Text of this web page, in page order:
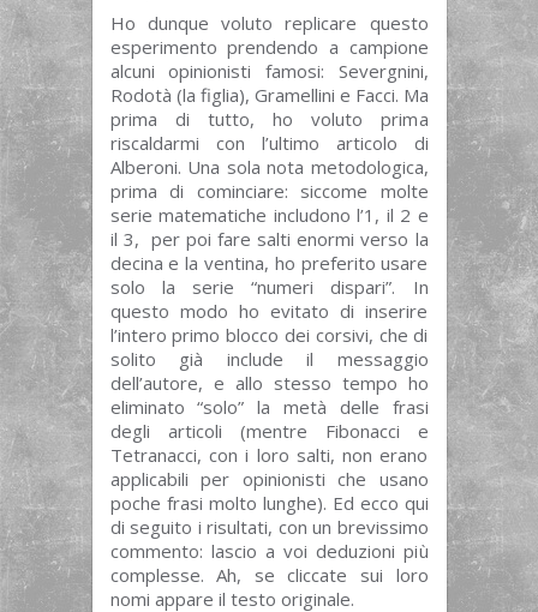
Ho dunque voluto replicare questo
esperimento prendendo a campione
alcuni opinionisti famosi: Severgnini,
Rodotà (la figlia), Gramellini e Facci. Ma
prima di tutto, ho voluto prima
riscaldarmi con l’ultimo articolo di
Alberoni. Una sola nota metodologica,
prima di cominciare: siccome molte
serie matematiche includono l’1, il 2 e
il 3, per poi fare salti enormi verso la
decina e la ventina, ho preferito usare
solo la serie “numeri dispari”. In
questo modo ho evitato di inserire
l’intero primo blocco dei corsivi, che di
solito già include il messaggio
dell’autore, e allo stesso tempo ho
eliminato “solo” la metà delle frasi
degli articoli (mentre Fibonacci e
Tetranacci, con i loro salti, non erano
applicabili per opinionisti che usano
poche frasi molto lunghe). Ed ecco qui
di seguito i risultati, con un brevissimo
commento: lascio a voi deduzioni più
complesse. Ah, se cliccate sui loro
nomi appare il testo originale.